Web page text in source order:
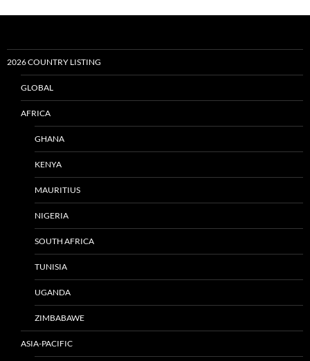
2026 COUNTRY LISTING
GLOBAL
AFRICA
GHANA
KENYA
MAURITIUS
NIGERIA
SOUTH AFRICA
TUNISIA
UGANDA
ZIMBABAWE
ASIA-PACIFIC